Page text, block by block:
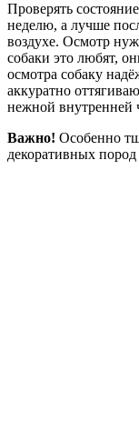
Проверять
неделю, а лучше
воздухе. Осмотр
собаки это любят,
осмотра собаку
аккуратно
нежной внутренней
Важно! Особенно
декоративных